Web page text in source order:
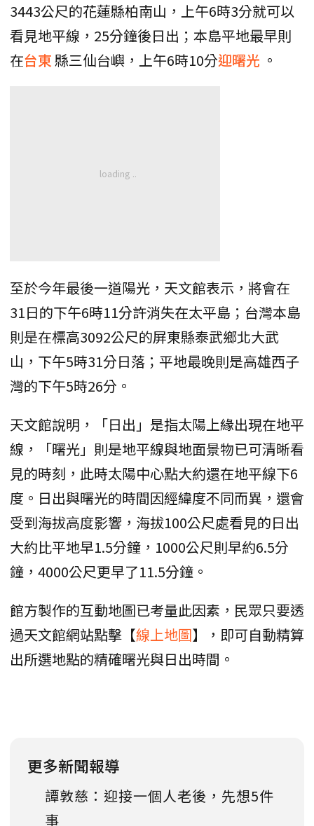
3443公尺的花蓮縣柏南山，上午6時3分就可以
看見地平線，25分鐘後日出；本島平地最早則
在台東縣三仙台嶼，上午6時10分迎曙光 。
至於今年最後一道陽光，天文館表示，將會在
31日的下午6時11分許消失在太平島；台灣本島
則是在標高3092公尺的屏東縣泰武鄉北大武
山，下午5時31分日落；平地最晚則是高雄西子
灣的下午5時26分。
天文館說明，「日出」是指太陽上緣出現在地平
線，「曙光」則是地平線與地面景物已可清晰看
見的時刻，此時太陽中心點大約還在地平線下6
度。日出與曙光的時間因經緯度不同而異，還會
受到海拔高度影響，海拔100公尺處看見的日出
大約比平地早1.5分鐘，1000公尺則早約6.5分
鐘，4000公尺更早了11.5分鐘。
館方製作的互動地圖已考量此因素，民眾只要透
過天文館網站點擊【線上地圖】，即可自動精算
出所選地點的精確曙光與日出時間。
更多新聞報導
譚敦慈：迎接一個人老後，先想5件
事